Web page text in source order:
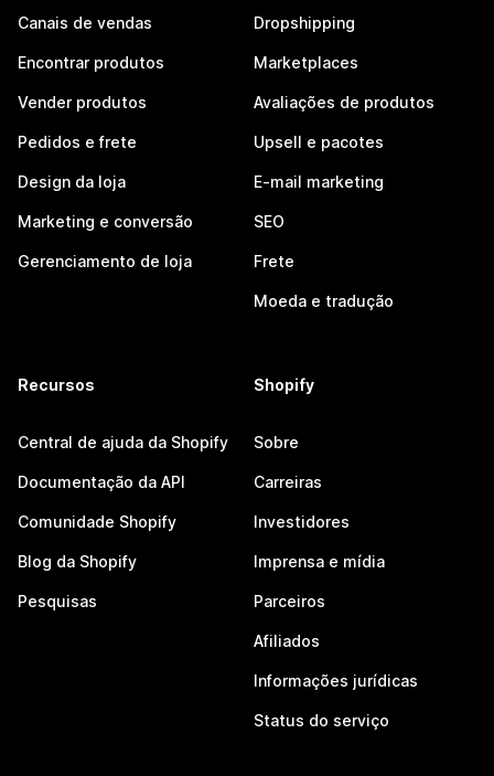
Canais de vendas
Encontrar produtos
Vender produtos
Pedidos e frete
Design da loja
Marketing e conversão
Gerenciamento de loja
Dropshipping
Marketplaces
Avaliações de produtos
Upsell e pacotes
E-mail marketing
SEO
Frete
Moeda e tradução
Recursos
Central de ajuda da Shopify
Documentação da API
Comunidade Shopify
Blog da Shopify
Pesquisas
Shopify
Sobre
Carreiras
Investidores
Imprensa e mídia
Parceiros
Afiliados
Informações jurídicas
Status do serviço